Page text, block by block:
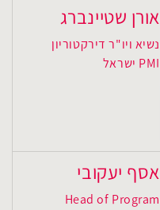
אורן שטיינברג
נשיא ויו"ר דירקטוריון
PMI ישראל
אסף יעקובי
Head of Program